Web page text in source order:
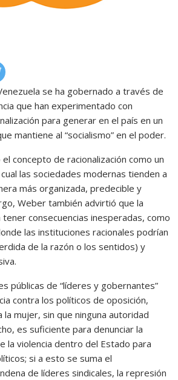
se ha gobernado a través de
que han experimentado con
para generar en el país en un
mantiene al “socialismo” en el poder.
concepto de racionalización como un
las sociedades modernas tienden a
más organizada, predecible y
Weber también advirtió que la
tener consecuencias inesperadas, como
las instituciones racionales podrían
de la razón o los sentidos) y
públicas de “líderes y gobernantes”
contra los políticos de oposición,
mujer, sin que ninguna autoridad
es suficiente para denunciar la
la violencia dentro del Estado para
si a esto se suma el
de líderes sindicales, la represión